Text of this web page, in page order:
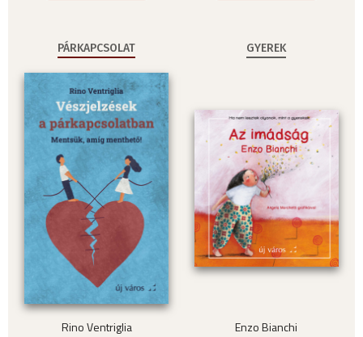
PÁRKAPCSOLAT
Rino Ventriglia
GYEREK
Enzo Bianchi